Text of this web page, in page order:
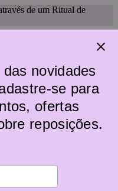
de um Ritual de
novidades
se para
ofertas
reposições.